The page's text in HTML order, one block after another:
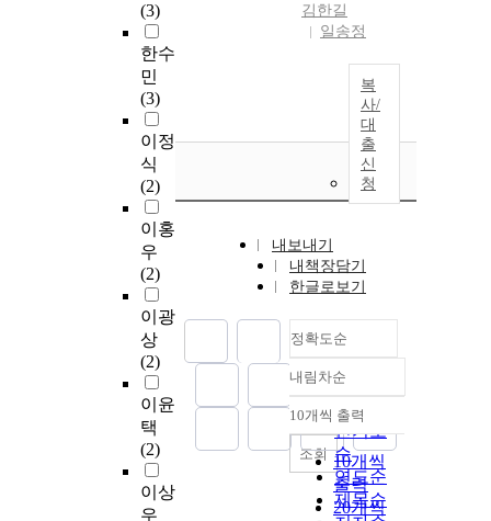
(3)
한수
민
(3)
이정
식
(2)
이홍
우
(2)
이광
상
(2)
이윤
택
(2)
이상
우
김한길
일송정
복
사/
대
출
신
청
내보내기
내책장담기
한글로보기
정확도순
정확도
순
인기도
순
연도순
제목순
내림차순
내림차순
10개씩 출력
10개씩
출력
20개씩
조회